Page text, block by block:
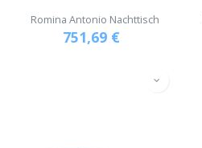
Romina Antonio Nachttisch
751,69 €